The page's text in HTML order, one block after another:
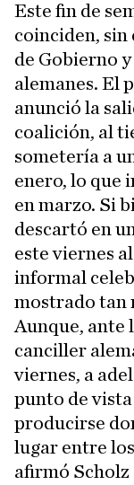
Este fin de
coinciden, sin
de Gobierno
alemanes. El
anunció la
coalición, al
sometería a
enero, lo que
en marzo. Si
descartó en
este viernes
informal
mostrado tan
Aunque, ante
canciller
viernes, a
punto de
producirse
lugar entre
afirmó Scholz